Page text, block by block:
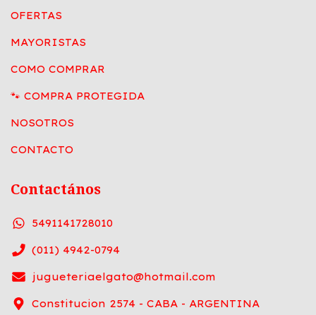
OFERTAS
MAYORISTAS
COMO COMPRAR
🐾 COMPRA PROTEGIDA
NOSOTROS
CONTACTO
Contactános
5491141728010
(011) 4942-0794
jugueteriaelgato@hotmail.com
Constitucion 2574 - CABA - ARGENTINA